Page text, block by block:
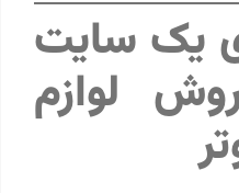
یک سایت
لوازم